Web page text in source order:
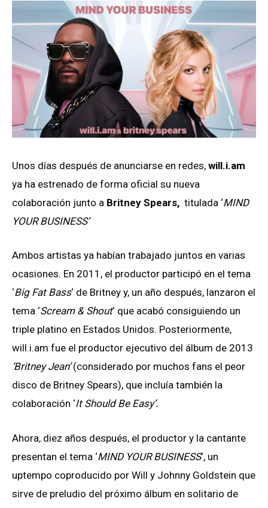
Unos días después de anunciarse en redes, will.i.am
ya ha estrenado de forma oficial su nueva
colaboración junto a Britney Spears, titulada ‘MIND
YOUR BUSINESS’
Ambos artistas ya habían trabajado juntos en varias
ocasiones. En 2011, el productor participó en el tema
‘Big Fat Bass‘ de Britney y, un año después, lanzaron el
tema ‘Scream & Shout‘ que acabó consiguiendo un
triple platino en Estados Unidos. Posteriormente,
will.i.am fue el productor ejecutivo del álbum de 2013
‘Britney Jean’(considerado por muchos fans el peor
disco de Britney Spears), que incluía también la
colaboración ‘It Should Be Easy’.
Ahora, diez años después, el productor y la cantante
presentan el tema ‘MIND YOUR BUSINESS‘, un
uptempo coproducido por Will y Johnny Goldstein que
sirve de preludio del próximo álbum en solitario de